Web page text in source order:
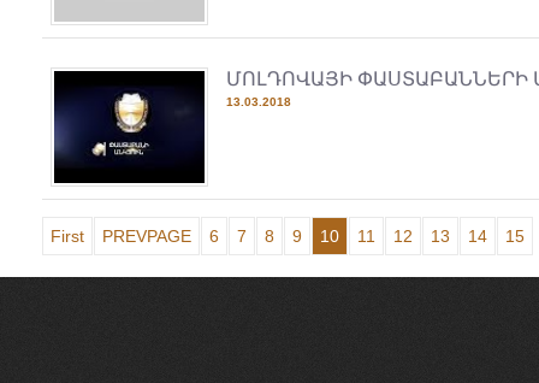
ՄՈԼԴՈՎԱՅԻ
13.03.2018
First PREVPAGE 6 7 8 9 10 11 12 13 14 15